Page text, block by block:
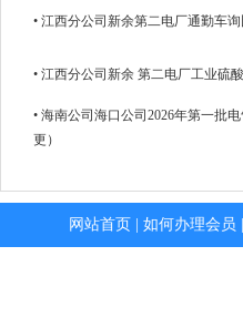
• 江西分公司新余第二电厂通勤车询
• 江西分公司新余 第二电厂工业硫
• 海南公司海口公司2026年第一批
更）
网站首页 如何办理会员